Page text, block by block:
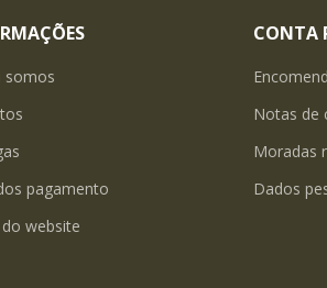
somos
pagamento
website
CONTA
Notas de
Moradas
Dados